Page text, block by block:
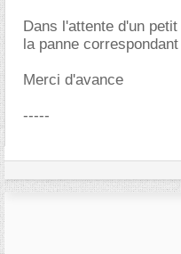
Dans l'attente d'un
la panne
Merci d'avance
-----